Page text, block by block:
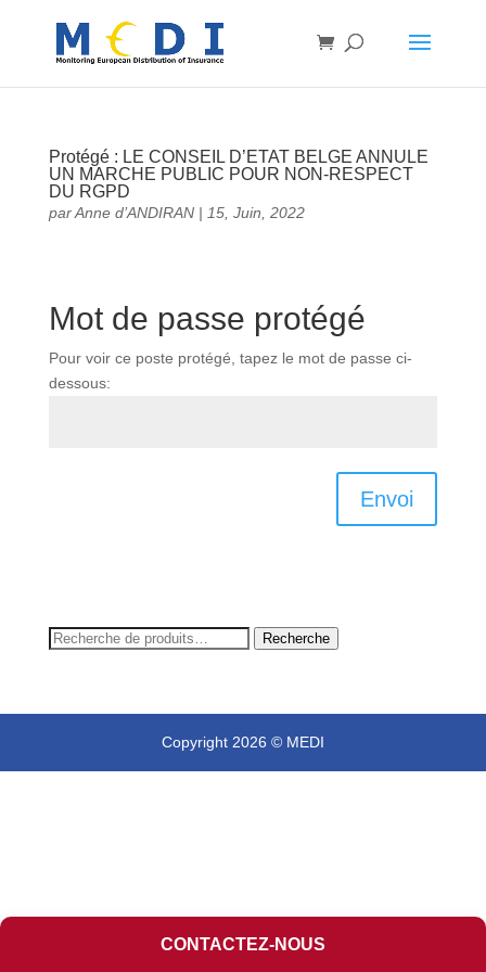
Protégé : LE CONSEIL D’ETAT BELGE ANNULE
UN MARCHE PUBLIC POUR NON-RESPECT
DU RGPD
parAnne d’ANDIRAN| 15, Juin, 2022
Mot de passe protégé
Pour voir ce poste protégé, tapez le mot de passe ci-
dessous:
Envoi
Recherche
Recherche
Copyright 2026 © MEDI
CONTACTEZ-NOUS